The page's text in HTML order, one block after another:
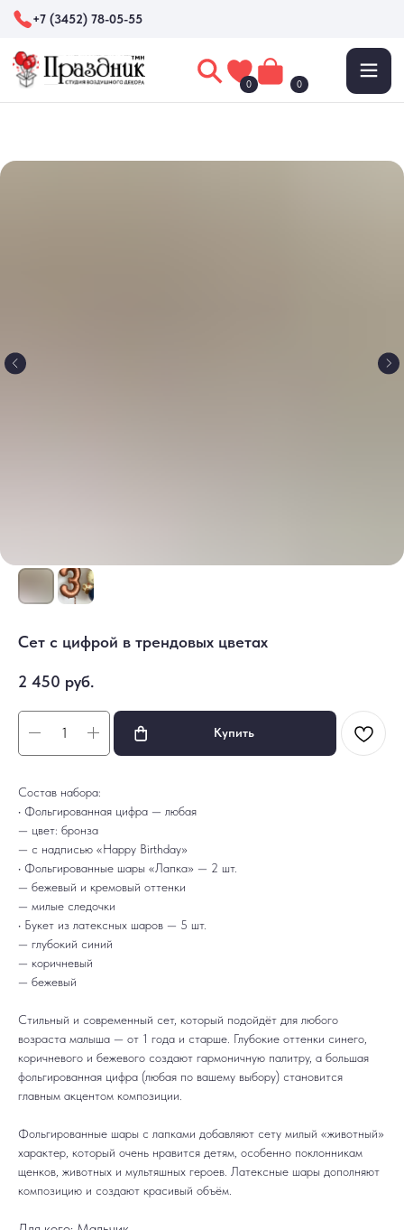
+7 (3452) 78-05-55
0
Сет с цифрой в трендовых цветах
2 450 руб.
Купить
Состав набора:
• Фольгированная цифра — любая
— цвет: бронза
— с надписью «Happy Birthday»
• Фольгированные шары «Лапка» — 2 шт.
— бежевый и кремовый оттенки
— милые следочки
• Букет из латексных шаров — 5 шт.
— глубокий синий
— коричневый
— бежевый
Стильный и современный сет, который подойдёт для любого
возраста малыша — от 1 года и старше. Глубокие оттенки синего,
коричневого и бежевого создают гармоничную палитру, а большая
фольгированная цифра (любая по вашему выбору) становится
главным акцентом композиции.
Фольгированные шары с лапками добавляют сету милый «животный»
характер, который очень нравится детям, особенно поклонникам
щенков, животных и мультяшных героев. Латексные шары дополняют
композицию и создают красивый объём.
ДОСТАВКА САМОВЫВОЗ
Для девушек
Для мужчин
Для детей
Цифры
Хиты продаж
Акции
Доставка и оплата
Гарантия и возврат
Наши работы
Контакты
+7 (3452) 78-05-55